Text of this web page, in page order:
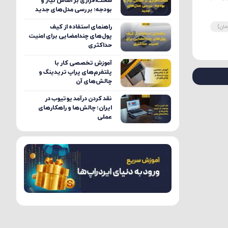
بودجه؛ بررسی مدل‌های جدید
راهنمای استفاده از کیف
پول‌های چندامضایی برای امنیت
حداکثری
آموزش تخصصی کار با
پلتفرم‌های پراپ تریدینگ و
چالش‌های آن
نقد کردن درآمد یوتیوب در
ایران؛ چالش‌ها و راهکارهای
عملی